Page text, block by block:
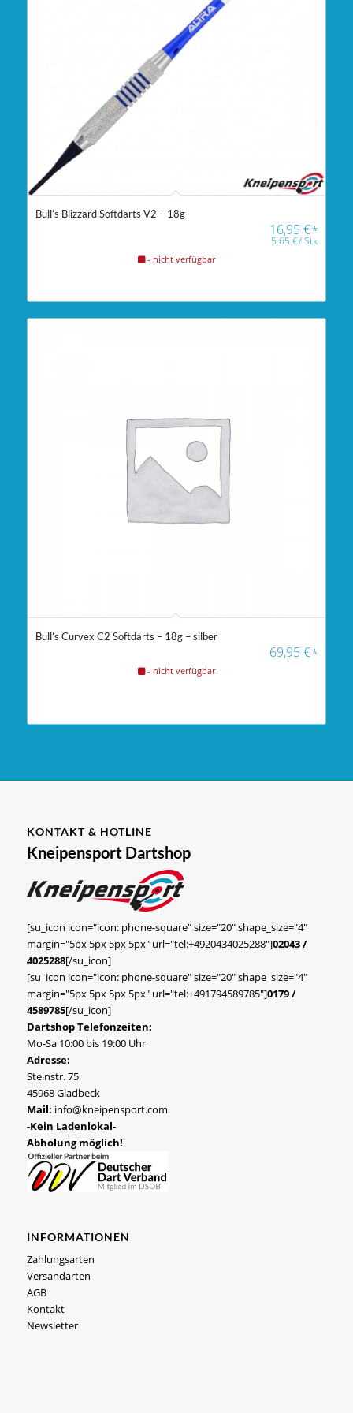
Bull’s Blizzard Softdarts V2 – 18g
16,95€*
5,65€/Stk
- nicht verfügbar
Bull’s Curvex C2 Softdarts – 18g – silber
69,95€*
- nicht verfügbar
KONTAKT & HOTLINE
Kneipensport Dartshop
[su_icon icon="icon: phone-square" size="20" shape_size="4"
margin="5px 5px 5px 5px" url="tel:+4920434025288"]02043 /
4025288[/su_icon]
[su_icon icon="icon: phone-square" size="20" shape_size="4"
margin="5px 5px 5px 5px" url="tel:+491794589785"]0179 /
4589785[/su_icon]
Dartshop Telefonzeiten:
Mo-Sa 10:00 bis 19:00 Uhr
Adresse:
Steinstr. 75
45968 Gladbeck
Mail: info@kneipensport.com
-Kein Ladenlokal-
Abholung möglich!
INFORMATIONEN
Zahlungsarten
Versandarten
AGB
Kontakt
Newsletter